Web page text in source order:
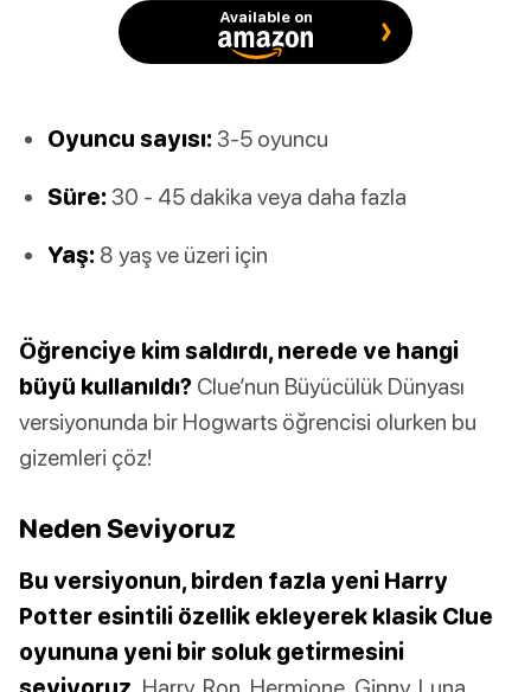
Available on
Oyuncu sayısı: 3-5 oyuncu
Süre: 30 - 45 dakika veya daha fazla
Yaş: 8 yaş ve üzeri için
Öğrenciye kim saldırdı, nerede ve hangi
büyü kullanıldı? Clue’nun Büyücülük Dünyası
versiyonunda bir Hogwarts öğrencisi olurken bu
gizemleri çöz!
Neden Seviyoruz
Bu versiyonun, birden fazla yeni Harry
Potter esintili özellik ekleyerek klasik Clue
oyununa yeni bir soluk getirmesini